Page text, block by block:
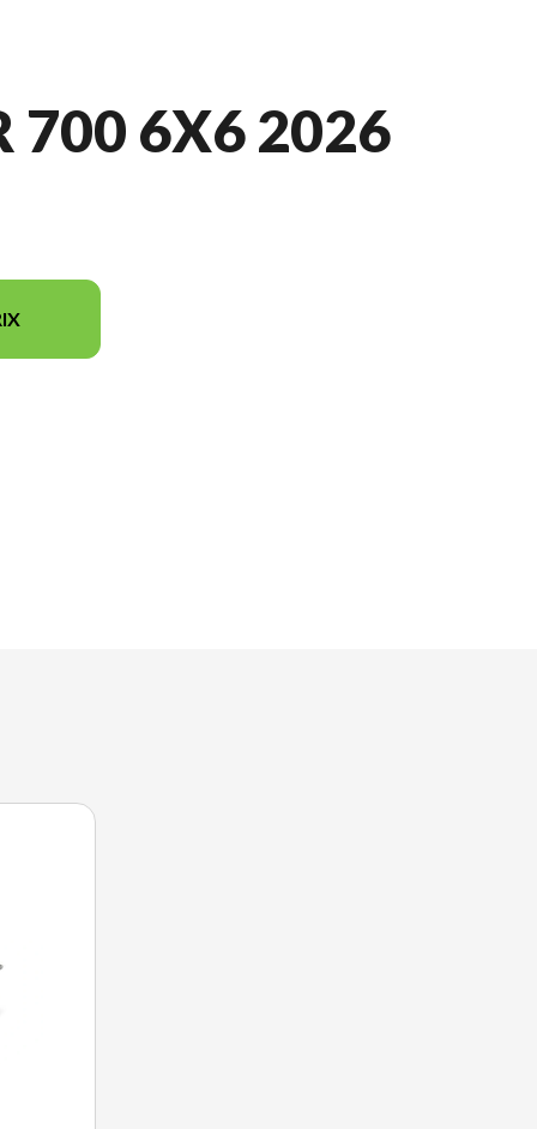
700 6X6 2026